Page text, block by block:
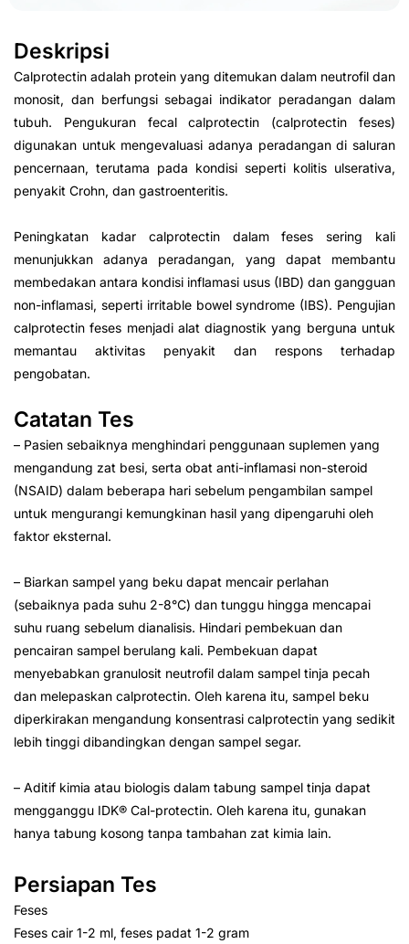
Deskripsi
Calprotectin adalah protein yang ditemukan dalam neutrofil dan
monosit, dan berfungsi sebagai indikator peradangan dalam
tubuh. Pengukuran fecal calprotectin (calprotectin feses)
digunakan untuk mengevaluasi adanya peradangan di saluran
pencernaan, terutama pada kondisi seperti kolitis ulserativa,
penyakit Crohn, dan gastroenteritis.
Peningkatan kadar calprotectin dalam feses sering kali
menunjukkan adanya peradangan, yang dapat membantu
membedakan antara kondisi inflamasi usus (IBD) dan gangguan
non-inflamasi, seperti irritable bowel syndrome (IBS). Pengujian
calprotectin feses menjadi alat diagnostik yang berguna untuk
memantau aktivitas penyakit dan respons terhadap
pengobatan.
Catatan Tes
– Pasien sebaiknya menghindari penggunaan suplemen yang
mengandung zat besi, serta obat anti-inflamasi non-steroid
(NSAID) dalam beberapa hari sebelum pengambilan sampel
untuk mengurangi kemungkinan hasil yang dipengaruhi oleh
faktor eksternal.
– Biarkan sampel yang beku dapat mencair perlahan
(sebaiknya pada suhu 2-8°C) dan tunggu hingga mencapai
suhu ruang sebelum dianalisis. Hindari pembekuan dan
pencairan sampel berulang kali. Pembekuan dapat
menyebabkan granulosit neutrofil dalam sampel tinja pecah
dan melepaskan calprotectin. Oleh karena itu, sampel beku
diperkirakan mengandung konsentrasi calprotectin yang sedikit
lebih tinggi dibandingkan dengan sampel segar.
– Aditif kimia atau biologis dalam tabung sampel tinja dapat
mengganggu IDK® Cal-protectin. Oleh karena itu, gunakan
hanya tabung kosong tanpa tambahan zat kimia lain.
Persiapan Tes
Feses
Feses cair 1-2 ml, feses padat 1-2 gram